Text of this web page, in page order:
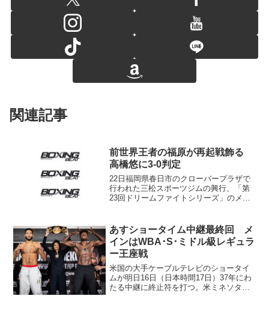
関連記事
前世界王者の福原が再起戦飾る
高橋悠に3-0判定
22日福岡県春日市のクローバープラザで
行われた三松スポーツジムの興行、「第
23回ドリームファイトシリーズ」のメイ
ットネス）は、日本同級9位の高橋悠斗
（K&W）に3-...
あすショータイム中継最終回 メ
インはWBA･S･ミドル級レギュラ
ー王座戦
米国の大手ケーブルテレビのショータイ
ムが明日16日（日本時間17日）37年にわ
たる中継に終止符を打つ。米ミネソタ州